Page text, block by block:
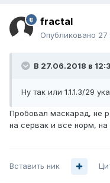
fractal
Опубликовано 27
В 27.06.2018 в
Ну так или 1.1.1.3/29
Пробовал маскарад, не
на сервак и все норм, на
Вставить ник